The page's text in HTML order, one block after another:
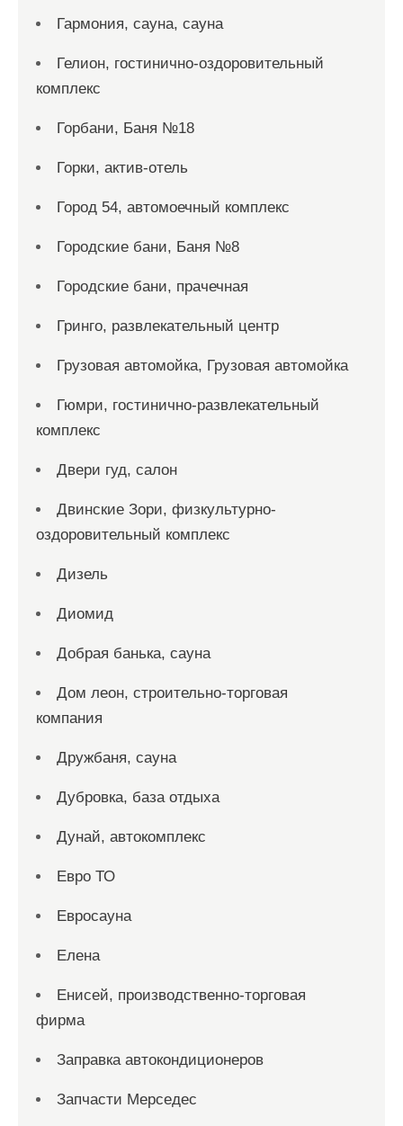
Гармония, сауна, сауна
Гелион, гостинично-оздоровительный
комплекс
Горбани, Баня №18
Горки, актив-отель
Город 54, автомоечный комплекс
Городские бани, Баня №8
Городские бани, прачечная
Гринго, развлекательный центр
Грузовая автомойка, Грузовая автомойка
Гюмри, гостинично-развлекательный
комплекс
Двери гуд, салон
Двинские Зори, физкультурно-
оздоровительный комплекс
Дизель
Диомид
Добрая банька, сауна
Дом леон, строительно-торговая
компания
Дружбаня, сауна
Дубровка, база отдыха
Дунай, автокомплекс
Евро ТО
Евросауна
Елена
Енисей, производственно-торговая
фирма
Заправка автокондиционеров
Запчасти Мерседес